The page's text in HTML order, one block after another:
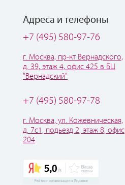
Адреса и телефоны
+7 (495) 580-97-76
г. Москва, пр-кт Вернадского,
д. 39, этаж 4, офис 425 в БЦ
"Вернадский"
+7 (495) 580-97-78
г. Москва, ул. Кожевническая,
д. 7с1, подьезд 2, этаж 8, офис
204